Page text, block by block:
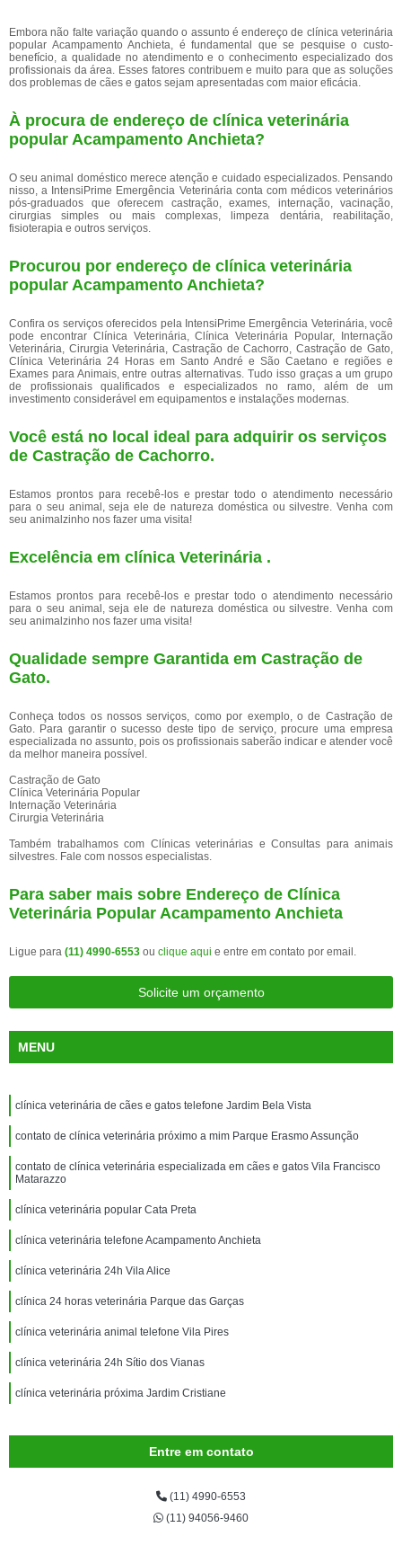
Embora não falte variação quando o assunto é endereço de clínica veterinária
popular Acampamento Anchieta, é fundamental que se pesquise o custo-
benefício, a qualidade no atendimento e o conhecimento especializado dos
profissionais da área. Esses fatores contribuem e muito para que as soluções
dos problemas de cães e gatos sejam apresentadas com maior eficácia.
À procura de endereço de clínica veterinária
popular Acampamento Anchieta?
O seu animal doméstico merece atenção e cuidado especializados. Pensando
nisso, a IntensiPrime Emergência Veterinária conta com médicos veterinários
pós-graduados que oferecem castração, exames, internação, vacinação,
cirurgias simples ou mais complexas, limpeza dentária, reabilitação,
fisioterapia e outros serviços.
Procurou por endereço de clínica veterinária
popular Acampamento Anchieta?
Confira os serviços oferecidos pela IntensiPrime Emergência Veterinária, você
pode encontrar Clínica Veterinária, Clínica Veterinária Popular, Internação
Veterinária, Cirurgia Veterinária, Castração de Cachorro, Castração de Gato,
Clínica Veterinária 24 Horas em Santo André e São Caetano e regiões e
Exames para Animais, entre outras alternativas. Tudo isso graças a um grupo
de profissionais qualificados e especializados no ramo, além de um
investimento considerável em equipamentos e instalações modernas.
Você está no local ideal para adquirir os serviços
de Castração de Cachorro.
Estamos prontos para recebê-los e prestar todo o atendimento necessário
para o seu animal, seja ele de natureza doméstica ou silvestre. Venha com
seu animalzinho nos fazer uma visita!
Excelência em clínica Veterinária .
Estamos prontos para recebê-los e prestar todo o atendimento necessário
para o seu animal, seja ele de natureza doméstica ou silvestre. Venha com
seu animalzinho nos fazer uma visita!
Qualidade sempre Garantida em Castração de
Gato.
Conheça todos os nossos serviços, como por exemplo, o de Castração de
Gato. Para garantir o sucesso deste tipo de serviço, procure uma empresa
especializada no assunto, pois os profissionais saberão indicar e atender você
da melhor maneira possível.
Castração de Gato
Clínica Veterinária Popular
Internação Veterinária
Cirurgia Veterinária
Também trabalhamos com Clínicas veterinárias e Consultas para animais
silvestres. Fale com nossos especialistas.
Para saber mais sobre Endereço de Clínica
Veterinária Popular Acampamento Anchieta
Ligue para (11) 4990-6553 ou clique aqui e entre em contato por email.
Solicite um orçamento
MENU
clínica veterinária de cães e gatos telefone Jardim Bela Vista
contato de clínica veterinária próximo a mim Parque Erasmo Assunção
contato de clínica veterinária especializada em cães e gatos Vila Francisco
Matarazzo
clínica veterinária popular Cata Preta
clínica veterinária telefone Acampamento Anchieta
clínica veterinária 24h Vila Alice
clínica 24 horas veterinária Parque das Garças
clínica veterinária animal telefone Vila Pires
clínica veterinária 24h Sítio dos Vianas
clínica veterinária próxima Jardim Cristiane
Entre em contato
(11) 4990-6553
(11) 94056-9460